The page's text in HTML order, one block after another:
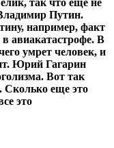
так что еще не
Путин.
например, факт
авиакатастрофе. В
умрет человек, и
Юрий Гагарин
Вот так
еще это
это